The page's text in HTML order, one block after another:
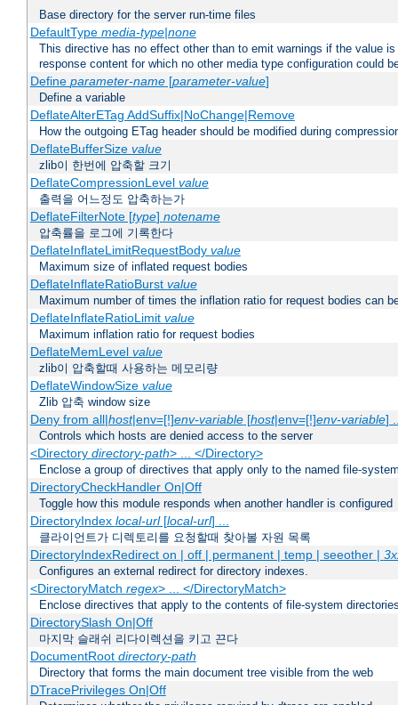
Base directory for the server run-time files
DefaultType media-type|none
This directive has no effect other than to emit warnings if the value
response content for which no other media type configuration could
Define parameter-name[parameter-value]
Define a variable
DeflateAlterETag AddSuffix|NoChange|Remove
How the outgoing ETag header should be modified during
DeflateBufferSize value
zlib이 한번에 압축할 크기
DeflateCompressionLevel value
출력을 어느정도 압축하는가
DeflateFilterNote [type] notename
압축률을 로그에 기록한다
DeflateInflateLimitRequestBody value
Maximum size of inflated request bodies
DeflateInflateRatioBurst value
Maximum number of times the inflation ratio for request bodies can
DeflateInflateRatioLimit value
Maximum inflation ratio for request bodies
DeflateMemLevel value
zlib이 압축할때 사용하는 메모리량
DeflateWindowSize value
Zlib 압축 window size
Deny from all|host|env=[!]env-variable[host|env=[!]env-variable]
Controls which hosts are denied access to the server
<Directory directory-path> ... </Directory>
Enclose a group of directives that apply only to the named file-
DirectoryCheckHandler On|Off
Toggle how this module responds when another handler is configured
DirectoryIndex local-url[local-url] ...
클라이언트가 디렉토리를 요청할때 찾아볼 자원 목록
DirectoryIndexRedirect on | off | permanent | temp | seeother |
Configures an external redirect for directory indexes.
<DirectoryMatch regex> ... </DirectoryMatch>
Enclose directives that apply to the contents of file-system
DirectorySlash On|Off
마지막 슬래쉬 리다이렉션을 키고 끈다
DocumentRoot directory-path
Directory that forms the main document tree visible from the web
DTracePrivileges On|Off